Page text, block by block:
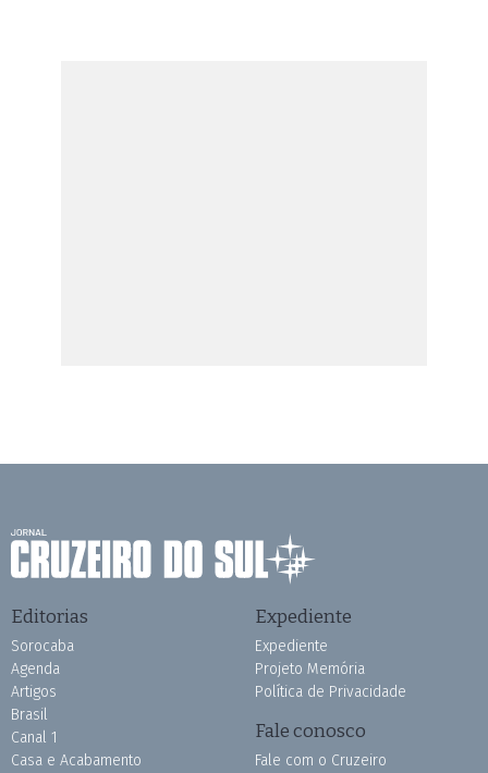
Editorias
Sorocaba
Agenda
Artigos
Brasil
Canal 1
Casa e Acabamento
Expediente
Expediente
Projeto Memória
Política de Privacidade
Fale conosco
Fale com o Cruzeiro